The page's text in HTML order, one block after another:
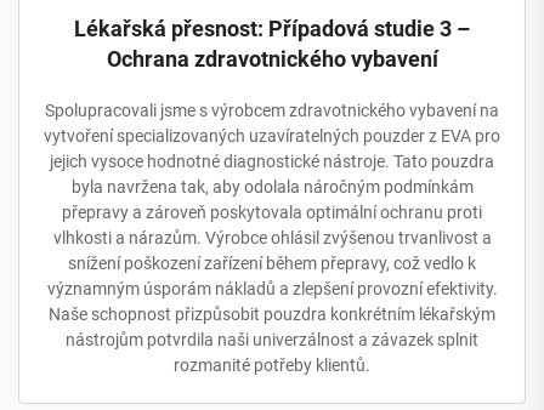
Lékařská přesnost: Případová studie 3 –
Ochrana zdravotnického vybavení
Spolupracovali jsme s výrobcem zdravotnického vybavení na
vytvoření specializovaných uzavíratelných pouzder z EVA pro
jejich vysoce hodnotné diagnostické nástroje. Tato pouzdra
byla navržena tak, aby odolala náročným podmínkám
přepravy a zároveň poskytovala optimální ochranu proti
vlhkosti a nárazům. Výrobce ohlásil zvýšenou trvanlivost a
snížení poškození zařízení během přepravy, což vedlo k
významným úsporám nákladů a zlepšení provozní efektivity.
Naše schopnost přizpůsobit pouzdra konkrétním lékařským
nástrojům potvrdila naši univerzálnost a závazek splnit
rozmanité potřeby klientů.